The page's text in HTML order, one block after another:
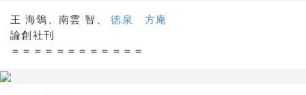
王 海鴒、南雲 智、徳泉 方庵
論創社刊
＝＝＝＝＝＝＝＝＝＝＝＝